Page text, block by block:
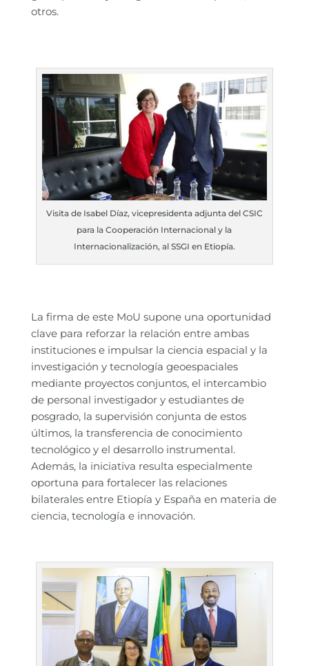
otros.
Visita de Isabel Díaz, vicepresidenta adjunta del CSIC
para la Cooperación Internacional y la
Internacionalización, al SSGI en Etiopía.
La firma de este MoU supone una oportunidad
clave para reforzar la relación entre ambas
instituciones e impulsar la ciencia espacial y la
investigación y tecnología geoespaciales
mediante proyectos conjuntos, el intercambio
de personal investigador y estudiantes de
posgrado, la supervisión conjunta de estos
últimos, la transferencia de conocimiento
tecnológico y el desarrollo instrumental.
Además, la iniciativa resulta especialmente
oportuna para fortalecer las relaciones
bilaterales entre Etiopía y España en materia de
ciencia, tecnología e innovación.